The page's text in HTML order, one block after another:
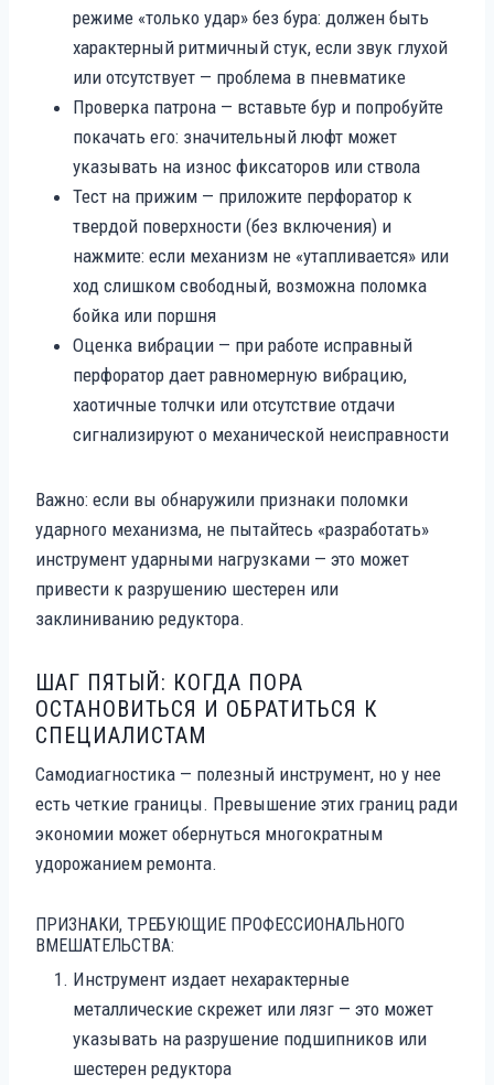
режиме «только удар» без бура: должен быть
характерный ритмичный стук, если звук глухой
или отсутствует — проблема в пневматике
Проверка патрона — вставьте бур и попробуйте
покачать его: значительный люфт может
указывать на износ фиксаторов или ствола
Тест на прижим — приложите перфоратор к
твердой поверхности (без включения) и
нажмите: если механизм не «утапливается» или
ход слишком свободный, возможна поломка
бойка или поршня
Оценка вибрации — при работе исправный
перфоратор дает равномерную вибрацию,
хаотичные толчки или отсутствие отдачи
сигнализируют о механической неисправности
Важно: если вы обнаружили признаки поломки
ударного механизма, не пытайтесь «разработать»
инструмент ударными нагрузками — это может
привести к разрушению шестерен или
заклиниванию редуктора.
ШАГ ПЯТЫЙ: КОГДА ПОРА
ОСТАНОВИТЬСЯ И ОБРАТИТЬСЯ К
СПЕЦИАЛИСТАМ
Самодиагностика — полезный инструмент, но у нее
есть четкие границы. Превышение этих границ ради
экономии может обернуться многократным
удорожанием ремонта.
ПРИЗНАКИ, ТРЕБУЮЩИЕ ПРОФЕССИОНАЛЬНОГО
ВМЕШАТЕЛЬСТВА:
Инструмент издает нехарактерные
металлические скрежет или лязг — это может
указывать на разрушение подшипников или
шестерен редуктора